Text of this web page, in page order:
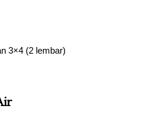
3×4 (2 lembar)